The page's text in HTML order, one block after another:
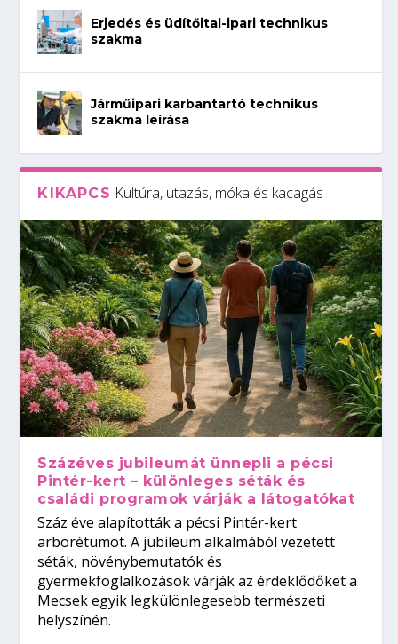
Erjedés és üdítőital-ipari technikus
szakma
Járműipari karbantartó technikus
szakma leírása
KIKAPCS Kultúra, utazás, móka és kacagás
Százéves jubileumát ünnepli a pécsi
Pintér-kert – különleges séták és
családi programok várják a látogatókat
Száz éve alapították a pécsi Pintér-kert
arborétumot. A jubileum alkalmából vezetett
séták, növénybemutatók és
gyermekfoglalkozások várják az érdeklődőket a
Mecsek egyik legkülönlegesebb természeti
helyszínén.